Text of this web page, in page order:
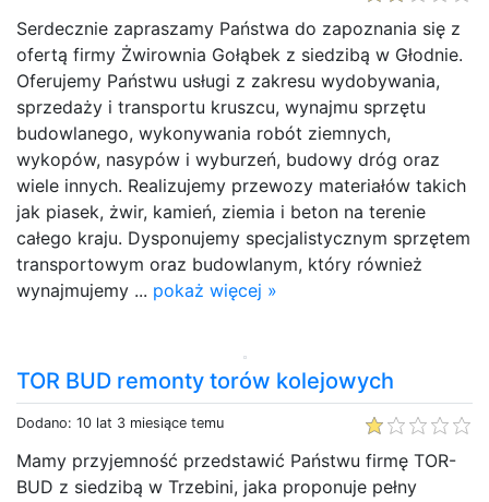
Serdecznie zapraszamy Państwa do zapoznania się z
ofertą firmy Żwirownia Gołąbek z siedzibą w Głodnie.
Oferujemy Państwu usługi z zakresu wydobywania,
sprzedaży i transportu kruszcu, wynajmu sprzętu
budowlanego, wykonywania robót ziemnych,
wykopów, nasypów i wyburzeń, budowy dróg oraz
wiele innych. Realizujemy przewozy materiałów takich
jak piasek, żwir, kamień, ziemia i beton na terenie
całego kraju. Dysponujemy specjalistycznym sprzętem
transportowym oraz budowlanym, który również
wynajmujemy ... pokaż więcej »
TOR BUD remonty torów kolejowych
Dodano: 10 lat 3 miesiące temu
Mamy przyjemność przedstawić Państwu firmę TOR-
BUD z siedzibą w Trzebini, jaka proponuje pełny